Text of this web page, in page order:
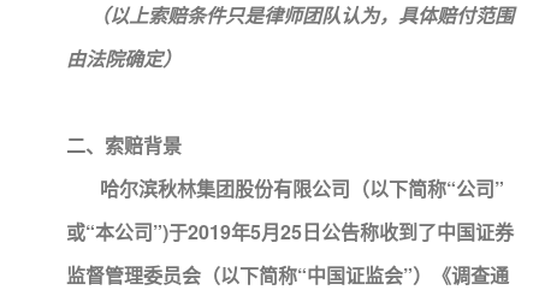
（以上索赔条件只是律师团队认为，具体赔付范围
由法院确定）
二、索赔背景
哈尔滨秋林集团股份有限公司（以下简称“公司”
或“本公司”)于2019年5月25日公告称收到了中国证券
监督管理委员会（以下简称“中国证监会”）《调查通